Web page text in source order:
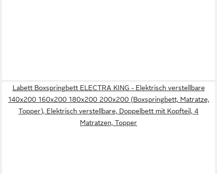
Labett Boxspringbett ELECTRA KING - Elektrisch verstellbare
140x200 160x200 180x200 200x200 (Boxspringbett, Matratze,
Topper), Elektrisch verstellbare, Doppelbett mit Kopfteil, 4
Matratzen, Topper